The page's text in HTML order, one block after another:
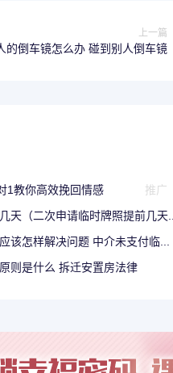
上一篇
的倒车镜怎么办 碰到别人倒车镜
1教你高效挽回情感 推广
天（二次申请临时牌照提前几天...
该怎样解决问题 中介未支付临...
则是什么 拆迁安置房法律